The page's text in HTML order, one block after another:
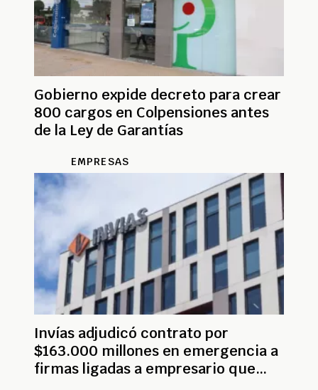
Gobierno expide decreto para crear
800 cargos en Colpensiones antes
de la Ley de Garantías
EMPRESAS
Invías adjudicó contrato por
$163.000 millones en emergencia a
firmas ligadas a empresario que